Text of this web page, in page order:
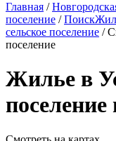
Главная /
поселение /
сельское поселение /
поселение
Жилье в
поселение